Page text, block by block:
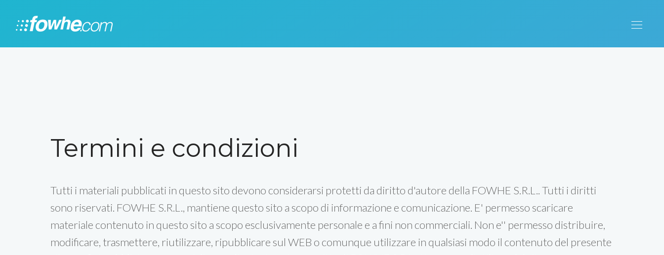
Termini e condizioni
Tutti i materiali pubblicati in questo sito devono considerarsi protetti da diritto d'autore della FOWHE S.R.L.. Tutti i diritti
sono riservati. FOWHE S.R.L., mantiene questo sito a scopo di informazione e comunicazione. E' permesso scaricare
materiale contenuto in questo sito a scopo esclusivamente personale e a fini non commerciali. Non e'' permesso distribuire,
modificare, trasmettere, riutilizzare, ripubblicare sul WEB o comunque utilizzare in qualsiasi modo il contenuto del presente